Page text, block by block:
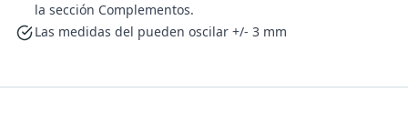
la sección Complementos.
Las medidas del pueden oscilar +/- 3 mm